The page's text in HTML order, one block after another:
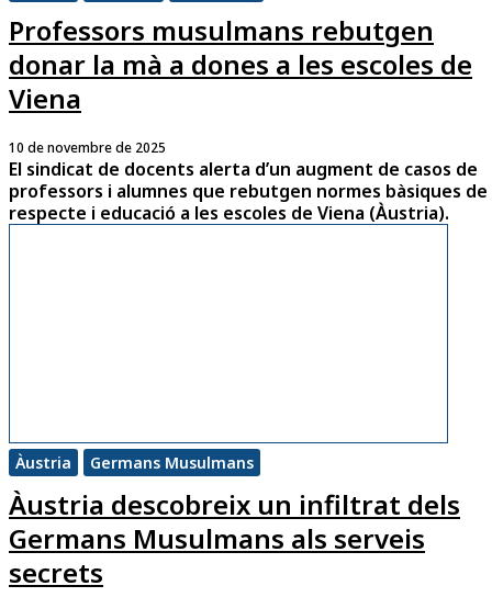
Professors musulmans rebutgen
donar la mà a dones a les escoles de
Viena
10 de novembre de 2025
El sindicat de docents alerta d’un augment de casos de
professors i alumnes que rebutgen normes bàsiques de
respecte i educació a les escoles de Viena (Àustria).
Àustria Germans Musulmans
Àustria descobreix un infiltrat dels
Germans Musulmans als serveis
secrets